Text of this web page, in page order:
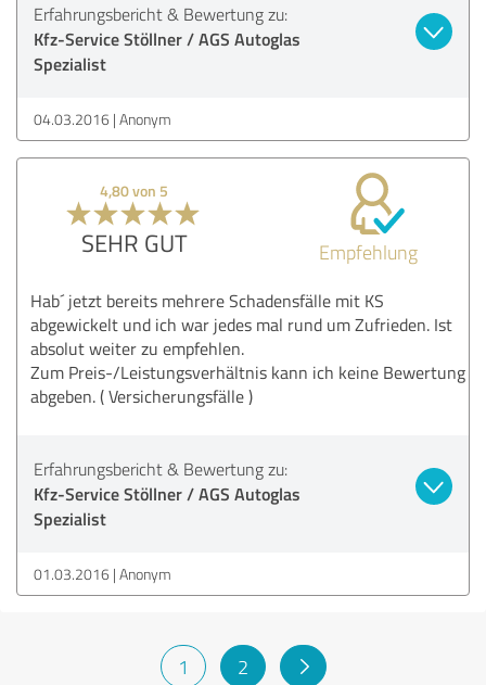
Erfahrungsbericht & Bewertung zu:
Kfz-Service Stöllner / AGS Autoglas
Spezialist
04.03.2016 Anonym
4,80 von 5
SEHR GUT Empfehlung
Hab´ jetzt bereits mehrere Schadensfälle mit KS
abgewickelt und ich war jedes mal rund um Zufrieden. Ist
absolut weiter zu empfehlen.
Zum Preis-/Leistungsverhältnis kann ich keine Bewertung
abgeben. ( Versicherungsfälle )
Erfahrungsbericht & Bewertung zu:
Kfz-Service Stöllner / AGS Autoglas
Spezialist
01.03.2016 Anonym
1 2